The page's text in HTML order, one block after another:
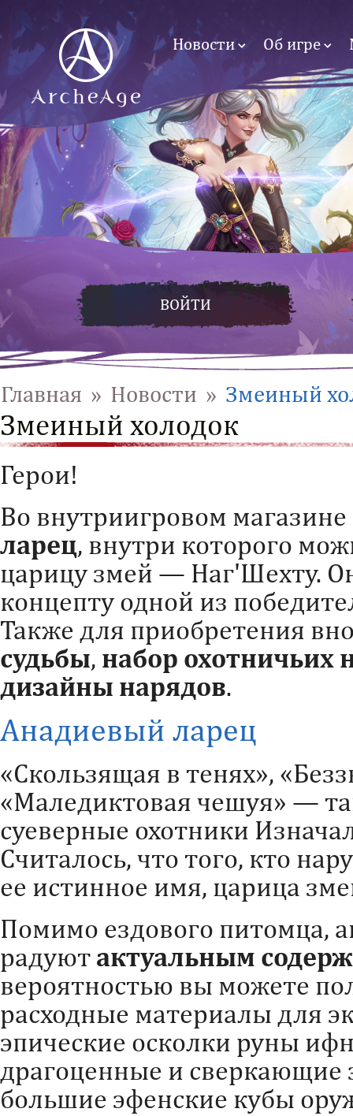
Новости Об игре
ВОЙТИ
Главная » Новости » Змеиный
Змеиный холодок
Герои!
Во внутриигровом
ларец, внутри которого
царицу змей — Наг'Шехту.
концепту одной из
Также для приобретения
судьбы, набор охотничьих
дизайны нарядов.
Анадиевый ларец
«Скользящая в тенях»,
«Маледиктовая чешуя» —
суеверные охотники
Считалось, что того, кто
ее истинное имя, царица
Помимо ездового питомца,
радуют актуальным
вероятностью вы можете
расходные материалы для
эпические осколки руны
драгоценные и сверкающие
большие эфенские кубы